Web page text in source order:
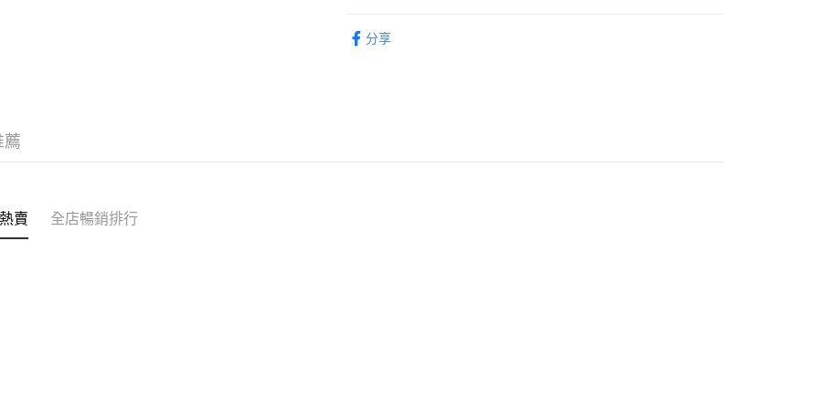
每筆HK$100.00，滿HK$500.00或以上免運費
分享
薦
賣 全店暢銷排行